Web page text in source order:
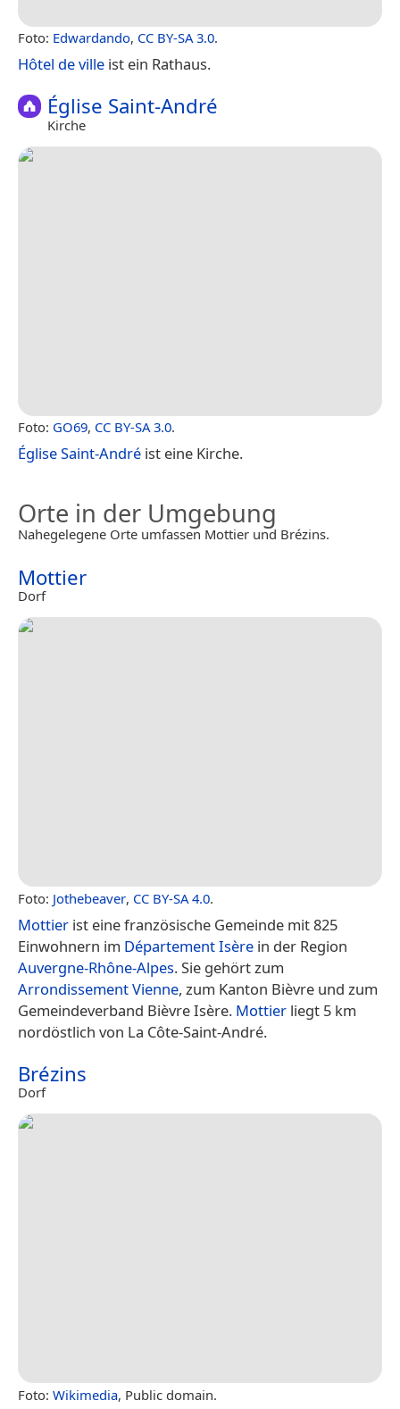
Foto: Edwardando, CC BY-SA 3.0.
Hôtel de ville ist ein Rathaus.
Église Saint-André
Kirche
Foto: GO69, CC BY-SA 3.0.
Église Saint-André ist eine Kirche.
Orte in der Umgebung
Nahegelegene Orte umfassen Mottier und Brézins.
Mottier
Dorf
Foto: Jothebeaver, CC BY-SA 4.0.
Mottier ist eine französische Gemeinde mit 825
Einwohnern im Département Isère in der Region
Auvergne-Rhône-Alpes. Sie gehört zum
Arrondissement Vienne, zum Kanton Bièvre und zum
Gemeindeverband Bièvre Isère. Mottier liegt 5 km
nordöstlich von La Côte-Saint-André.
Brézins
Dorf
Foto: Wikimedia, Public domain.